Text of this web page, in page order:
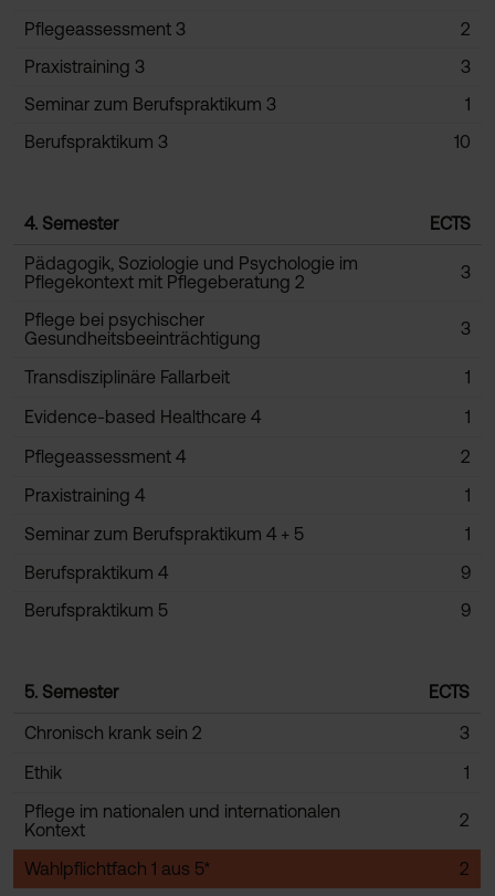
Pflegeassessment 3
2
Praxistraining 3
3
Seminar zum Berufspraktikum 3
1
Berufspraktikum 3
10
4. Semester
ECTS
Pädagogik, Soziologie und Psychologie im
Pflegekontext mit Pflegeberatung 2
3
Pflege bei psychischer
Gesundheitsbeeinträchtigung
3
Transdisziplinäre Fallarbeit
1
Evidence-based Healthcare 4
1
Pflegeassessment 4
2
Praxistraining 4
1
Seminar zum Berufspraktikum 4 + 5
1
Berufspraktikum 4
9
Berufspraktikum 5
9
5. Semester ECTS
Chronisch krank sein 2
3
Ethik
1
Pflege im nationalen und internationalen
Kontext
2
Wahlpflichtfach 1 aus 5*
2